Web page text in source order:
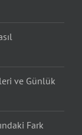
ve Günlük
Fark